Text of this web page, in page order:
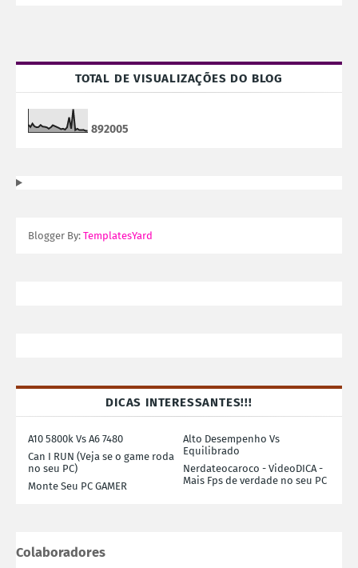
TOTAL DE VISUALIZAÇÕES DO BLOG
892005
Blogger By: TemplatesYard
DICAS INTERESSANTES!!!
A10 5800k Vs A6 7480
Alto Desempenho Vs
Equilibrado
Can I RUN (Veja se o game roda
no seu PC)
Nerdateocaroco - VideoDICA -
Mais Fps de verdade no seu PC
Monte Seu PC GAMER
Colaboradores